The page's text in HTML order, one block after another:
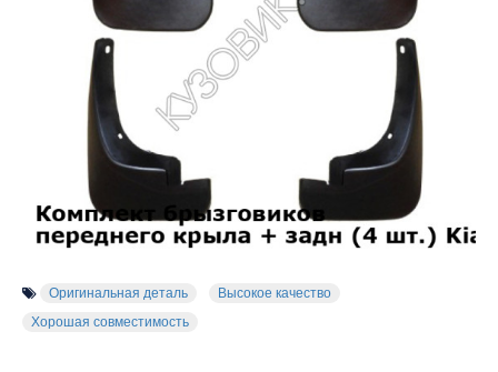
Оригинальная деталь
Высокое качество
Хорошая совместимость